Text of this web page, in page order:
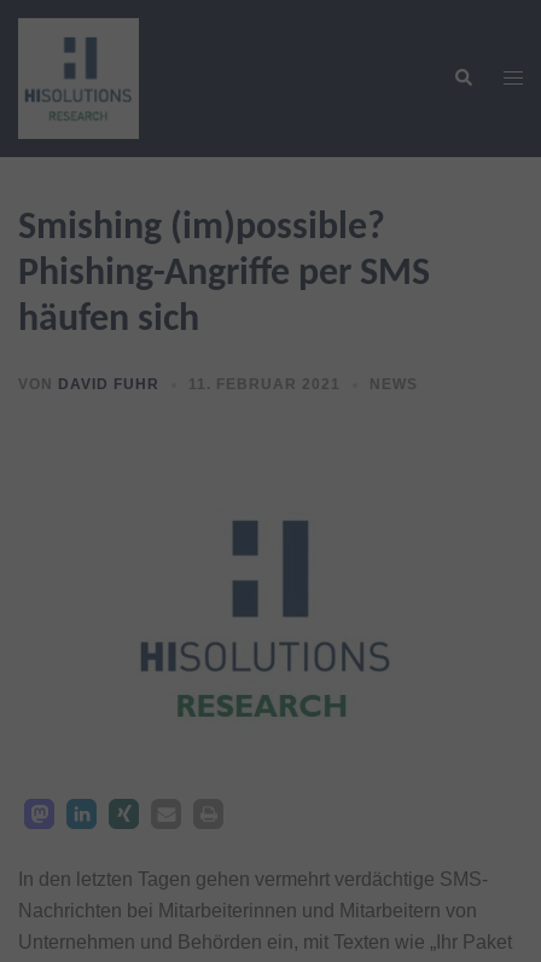
Zum
springen
Suche
Smishing (im)possible?
Phishing-Angriffe per SMS
häufen sich
VON DAVID FUHR 11. FEBRUAR 2021 NEWS
In den letzten Tagen gehen vermehrt verdächtige SMS-
Nachrichten bei Mitarbeiterinnen und Mitarbeitern von
Unternehmen und Behörden ein, mit Texten wie „Ihr Paket